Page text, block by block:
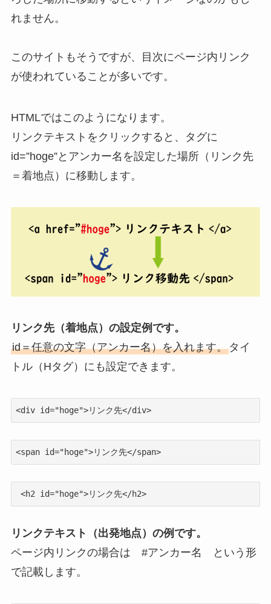
れません。
このサイトもそうですが、目次にページ内リンク
が使われていることが多いです。
HTMLではこのようになります。
リンクテキストをクリックすると、タグに
id=”hoge”とアンカー名を設定した場所（リンク先
＝着地点）に移動します。
リンク先（着地点）の設定例です。
id＝任意の文字（アンカー名）を入れます。タイ
トル（Hタグ）にも設定できます。
<div id="hoge">リンク先</div>
<span id="hoge">リンク先</span>
<h2 id="hoge">リンク先</h2>
リンクテキスト（出発地点）の例です。
ページ内リンクの場合は #アンカー名
という形
で記載します。